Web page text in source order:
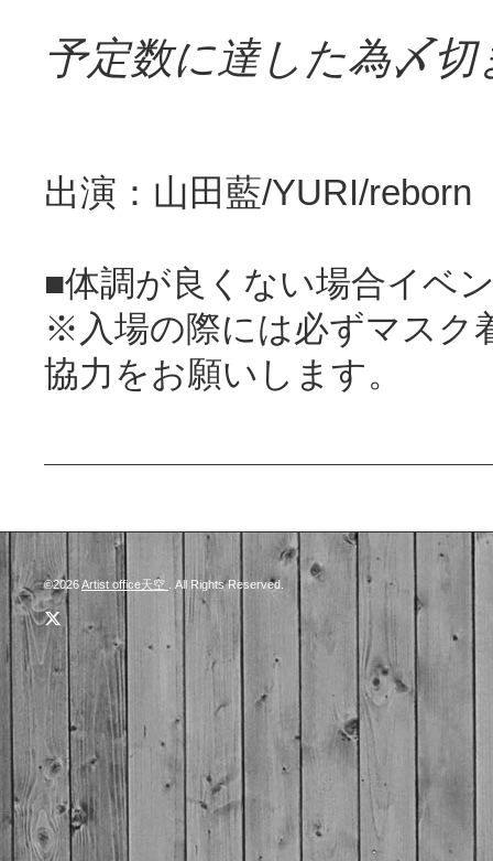
予定数に達した為〆切
出演：山田藍/YURI/reborn
■体調が良くない場合イベ
※入場の際には必ずマスク
協力をお願いします。
©2026Artist office天空 . All Rights Reserved.